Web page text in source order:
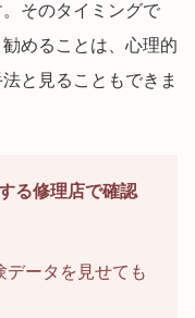
そのタイミングで
めることは、心理的
と見ることもできま
る修理店で確認
データを見せても